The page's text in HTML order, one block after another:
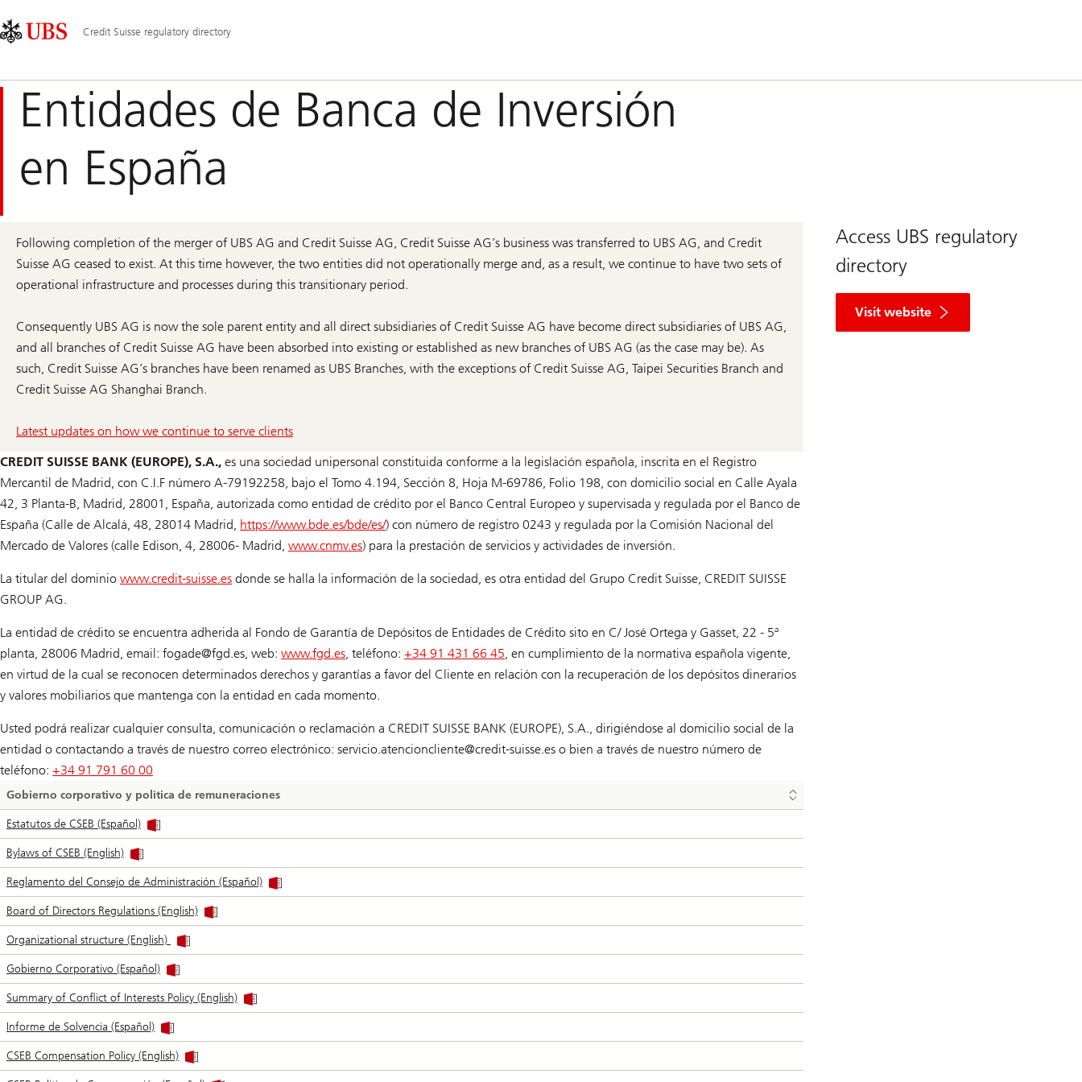
Links
Area
principal
Credit Suisse regulatory directory
Entidades de Banca de Inversión
en España
Following completion of the merger of UBS AG and Credit Suisse AG, Credit Suisse AG’s business was transferred to UBS AG, and Credit
Suisse AG ceased to exist. At this time however, the two entities did not operationally merge and, as a result, we continue to have two sets of
operational infrastructure and processes during this transitionary period.
Consequently UBS AG is now the sole parent entity and all direct subsidiaries of Credit Suisse AG have become direct subsidiaries of UBS AG,
and all branches of Credit Suisse AG have been absorbed into existing or established as new branches of UBS AG (as the case may be). As
such, Credit Suisse AG’s branches have been renamed as UBS Branches, with the exceptions of Credit Suisse AG, Taipei Securities Branch and
Credit Suisse AG Shanghai Branch.
Latest updates on how we continue to serve clients
CREDIT SUISSE BANK (EUROPE), S.A., es una sociedad unipersonal constituida conforme a la legislación española, inscrita en el Registro
Mercantil de Madrid, con C.I.F número A-79192258, bajo el Tomo 4.194, Sección 8, Hoja M-69786, Folio 198, con domicilio social en Calle Ayala
42, 3 Planta-B, Madrid, 28001, España, autorizada como entidad de crédito por el Banco Central Europeo y supervisada y regulada por el Banco de
España (Calle de Alcalá, 48, 28014 Madrid, https://www.bde.es/bde/es/) con número de registro 0243 y regulada por la Comisión Nacional del
Mercado de Valores (calle Edison, 4, 28006- Madrid, www.cnmv.es) para la prestación de servicios y actividades de inversión.
La titular del dominio www.credit-suisse.es donde se halla la información de la sociedad, es otra entidad del Grupo Credit Suisse, CREDIT SUISSE
GROUP AG.
La entidad de crédito se encuentra adherida al Fondo de Garantía de Depósitos de Entidades de Crédito sito en C/ José Ortega y Gasset, 22 - 5ª
planta, 28006 Madrid, email: fogade@fgd.es, web: www.fgd.es, teléfono: +34 91 431 66 45, en cumplimiento de la normativa española vigente,
en virtud de la cual se reconocen determinados derechos y garantías a favor del Cliente en relación con la recuperación de los depósitos dinerarios
y valores mobiliarios que mantenga con la entidad en cada momento.
Usted podrá realizar cualquier consulta, comunicación o reclamación a CREDIT SUISSE BANK (EUROPE), S.A., dirigiéndose al domicilio social de la
entidad o contactando a través de nuestro correo electrónico: servicio.atencioncliente@credit-suisse.es o bien a través de nuestro número de
teléfono: +34 91 791 60 00
Gobierno corporativo y política de remuneraciones
Estatutos de CSEB (Español)
Bylaws of CSEB (English)
Reglamento del Consejo de Administración (Español)
Board of Directors Regulations (English)
Organizational structure (English)
Gobierno Corporativo (Español)
Summary of Conflict of Interests Policy (English)
Informe de Solvencia (Español)
CSEB Compensation Policy (English)
Access UBS regulatory
directory
Visit website
e